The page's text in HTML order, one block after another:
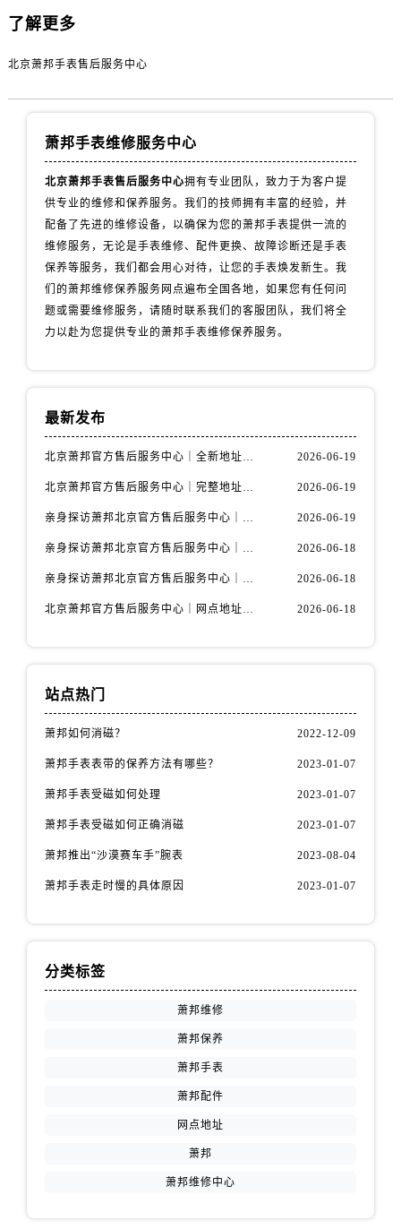
了解更多
北京萧邦手表售后服务中心
萧邦手表维修服务中心
北京萧邦手表售后服务中心拥有专业团队，致力于为客户提
供专业的维修和保养服务。我们的技师拥有丰富的经验，并
配备了先进的维修设备，以确保为您的萧邦手表提供一流的
维修服务，无论是手表维修、配件更换、故障诊断还是手表
保养等服务，我们都会用心对待，让您的手表焕发新生。我
们的萧邦维修保养服务网点遍布全国各地，如果您有任何问
题或需要维修服务，请随时联系我们的客服团队，我们将全
力以赴为您提供专业的萧邦手表维修保养服务。
最新发布
2026-06-19
2026-06-19
2026-06-19
2026-06-18
2026-06-18
2026-06-18
站点热门
萧邦如何消磁？ 2022-12-09
萧邦手表表带的保养方法有哪些？ 2023-01-07
萧邦手表受磁如何处理 2023-01-07
萧邦手表受磁如何正确消磁 2023-01-07
萧邦推出“沙漠赛车手”腕表 2023-08-04
萧邦手表走时慢的具体原因 2023-01-07
分类标签
萧邦维修
萧邦保养
萧邦手表
萧邦配件
网点地址
萧邦
萧邦维修中心